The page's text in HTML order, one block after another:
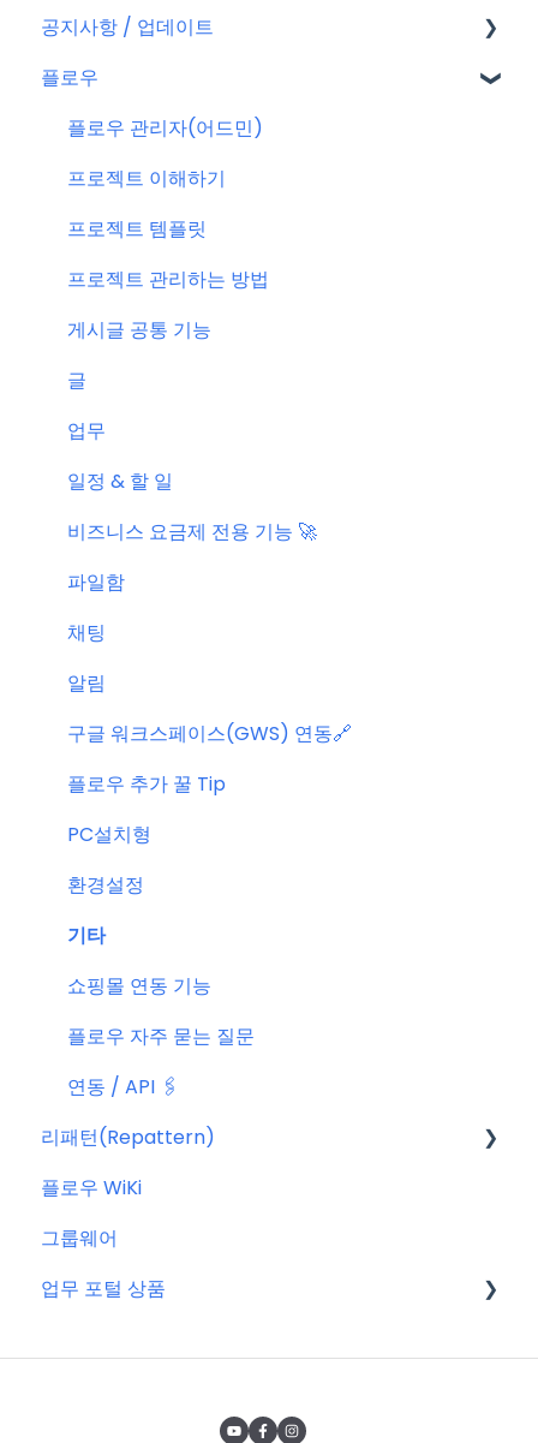
플로우 계정
요금제
결제
결제 관련 자주 묻는 질문
공지사항 / 업데이트
공지사항
특별 프로모션
신규 업데이트 (PC&서버)
서버 작업
KT cloud BizWorks 서버 작업
공지 관련 자주 묻는 질문
플로우
플로우 관리자(어드민)
프로젝트 이해하기
프로젝트 템플릿
프로젝트 관리하는 방법
게시글 공통 기능
글
업무
일정 & 할 일
비즈니스 요금제 전용 기능 🚀
파일함
채팅
알림
구글 워크스페이스(GWS) 연동🔗
플로우 추가 꿀 Tip
PC설치형
환경설정
기타
쇼핑몰 연동 기능
플로우 자주 묻는 질문
연동 / API 🖇️
리패턴(Repattern)
리패턴(Repattern) (NEW)
리패턴 기본 AI 기능
플로우 WiKi
그룹웨어
업무 포털 상품